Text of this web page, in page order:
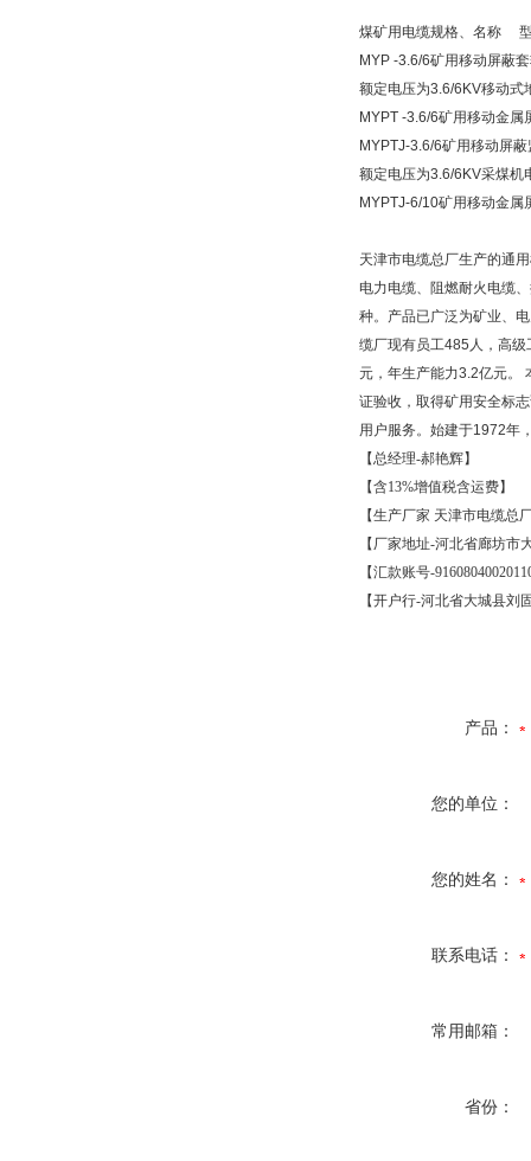
煤矿用电缆规格、名称
型
MYP -3.6/6矿用移动屏蔽
额定电压为3.6/6KV移动式
MYPT -3.6/6矿用移动金属
MYPTJ-3.6/6矿用移动屏
额定电压为3.6/6KV采煤机
MYPTJ-6/10矿用移动金属
天津市电缆总厂生产的通
电力电缆、阻燃耐火电缆
种。产品已广泛为矿业、
缆厂现有员工485 人，高级
元，年生产能力3.2亿元。
证验收，取得矿用安全标
用户服务。始建于1972年
【总经理-郝艳辉】
【含13%增值税含运费】
【生产厂家 天津市电缆总
【厂家地址-河北省廊坊市
【汇款账号-
【开户行-河北省大城县刘
产品：
您的单位：
您的姓名：
联系电话：
常用邮箱：
省份：